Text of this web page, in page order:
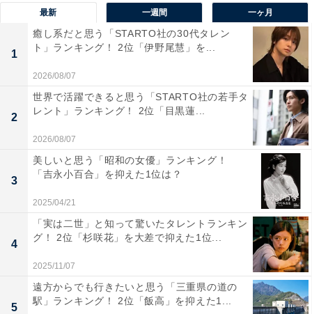
1位：伊勢神宮（内宮・外宮）／126票
1位に選ばれたのは、伊勢神宮（内宮・外宮）でした。
「伊勢神宮（内宮・外宮）」は、自然豊かな神域を持つ
聖地。晴れた夜には、参道や五十鈴川のほとりで、月明
かりに照らされた社殿や木立が幻想的な景観を生み出し
ます。神聖な雰囲気に包まれながら眺める月は、心に深
く残るお月見となりそうですね。
回答者からは「神聖な雰囲気の中で月を仰ぐ体験は格
最新 一週間 一ヶ月
1
癒し系だと思う「STARTO社の30代タレン
ト」ランキング！ 2位「伊野尾慧」を...
2026/08/07
2
世界で活躍できると思う「STARTO社の若手タ
レント」ランキング！ 2位「目黒蓮...
2026/08/07
3
美しいと思う「昭和の女優」ランキング！
「吉永小百合」を抑えた1位は？
2025/04/21
4
「実は二世」と知って驚いたタレントランキン
グ！ 2位「杉咲花」を大差で抑えた1位...
2025/11/07
5
遠方からでも行きたいと思う「三重県の道の
駅」ランキング！ 2位「飯高」を抑えた1...